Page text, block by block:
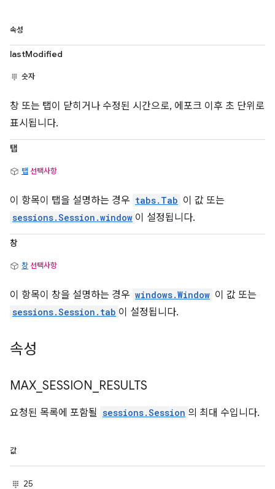
속성
lastModified
숫자
창 또는 탭이 닫히거나 수정된 시간으로, 에포크 이후 초 단위로
표시됩니다.
탭
탭 선택사항
이 항목이 탭을 설명하는 경우 tabs.Tab 이 값 또는
sessions.Session.window 이 설정됩니다.
창
창 선택사항
이 항목이 창을 설명하는 경우 windows.Window 이 값 또는
sessions.Session.tab 이 설정됩니다.
속성
MAX SESSION RESULTS
요청된 목록에 포함될 sessions.Session 의 최대 수입니다.
값
25